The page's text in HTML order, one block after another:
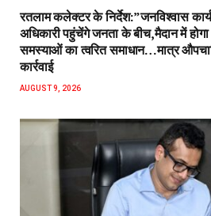
रतलाम कलेक्टर के निर्देश:”जनविश्वास
अधिकारी पहुंचेंगे जनता के बीच,मैदान में
समस्याओं का त्वरित समाधान…मात्र
कार्रवाई
AUGUST 9, 2026